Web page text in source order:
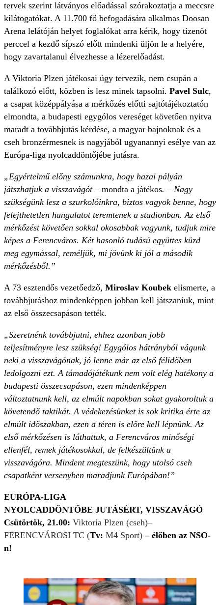
tervek szerint látványos előadással szórakoztatja a meccsre
kilátogatókat. A 11.700 fő befogadására alkalmas Doosan
Arena lelátóján helyet foglalókat arra kérik, hogy tizenöt
perccel a kezdő sípszó előtt mindenki üljön le a helyére,
hogy zavartalanul élvezhesse a lézerelőadást.
A Viktoria Plzen játékosai úgy tervezik, nem csupán a
találkozó előtt, közben is lesz minek tapsolni. Pavel Sulc,
a csapat középpályása a mérkőzés előtti sajtótájékoztatón
elmondta, a budapesti egygólos vereséget követően nyitva
maradt a továbbjutás kérdése, a magyar bajnoknak és a
cseh bronzérmesnek is nagyjából ugyanannyi esélye van az
Európa-liga nyolcaddöntőjébe jutásra.
„Egyértelmű előny számunkra, hogy hazai pályán
játszhatjuk a visszavágót – mondta a játékos. – Nagy
szükségünk lesz a szurkolóinkra, biztos vagyok benne, hogy
felejthetetlen hangulatot teremtenek a stadionban. Az első
mérkőzést követően sokkal okosabbak vagyunk, tudjuk mire
képes a Ferencváros. Két hasonló tudású együttes küzd
meg egymással, reméljük, mi jövünk ki jól a második
mérkőzésből.”
A 73 esztendős vezetőedző, Miroslav Koubek elismerte, a
továbbjutáshoz mindenképpen jobban kell játszaniuk, mint
az első összecsapáson tették.
„Szeretnénk továbbjutni, ehhez azonban jobb
teljesítményre lesz szükség! Egygólos hátrányból vágunk
neki a visszavágónak, jó lenne már az első félidőben
ledolgozni ezt. A támadójátékunk nem volt elég hatékony a
budapesti összecsapáson, ezen mindenképpen
változtatnunk kell, az elmúlt napokban sokat gyakoroltuk a
követendő taktikát. A védekezésünket is sok kritika érte az
elmúlt időszakban, ezen a téren is előre kell lépnünk. Az
első mérkőzésen is láthattuk, a Ferencváros minőségi
ellenfél, remek játékosokkal, de felkészültünk a
visszavágóra. Mindent megteszünk, hogy utolsó cseh
csapatként versenyben maradjunk Európában!”
EURÓPA-LIGA
NYOLCADDÖNTŐBE JUTÁSÉRT, VISSZAVÁGÓ
Csütörtök, 21.00: Viktoria Plzen (cseh)–
FERENCVÁROSI TC (Tv: M4 Sport)– élőben az NSO-
n!